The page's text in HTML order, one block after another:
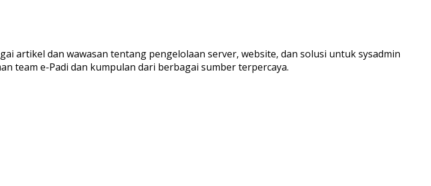
artikel dan wawasan tentang pengelolaan server, website, dan solusi untuk sysadmin
team e-Padi dan kumpulan dari berbagai sumber terpercaya.